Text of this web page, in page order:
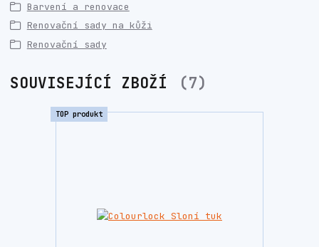
Barvení a renovace
Renovační sady na kůži
Renovační sady
SOUVISEJÍCÍ ZBOŽÍ 7
TOP produkt